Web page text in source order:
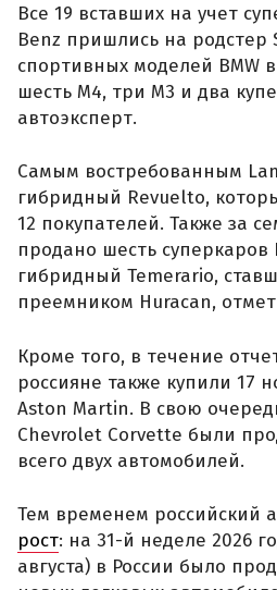
Все 19 вставших на учет
Benz пришлись на родстер
спортивных моделей BMW
шесть M4, три M3 и два
автоэксперт.
Самым востребованным
гибридный Revuelto,
12 покупателей. Также за
продано шесть суперкаров
гибридный Temerario,
преемником Huracan,
Кроме того, в течение
россияне также купили 17
Aston Martin. В свою
Chevrolet Corvette были
всего двух автомобилей.
Тем временем российский
рост: на 31-й неделе 2026
августа) в России было